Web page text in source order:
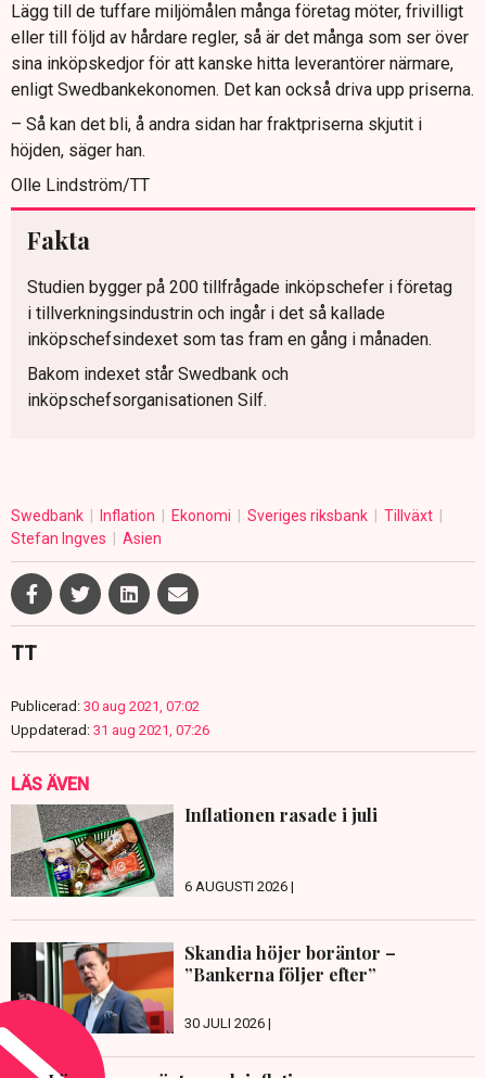
Lägg till de tuffare miljömålen många företag möter, frivilligt
eller till följd av hårdare regler, så är det många som ser över
sina inköpskedjor för att kanske hitta leverantörer närmare,
enligt Swedbankekonomen. Det kan också driva upp priserna.
– Så kan det bli, å andra sidan har fraktpriserna skjutit i
höjden, säger han.
Olle Lindström/TT
Fakta
Studien bygger på 200 tillfrågade inköpschefer i företag
i tillverkningsindustrin och ingår i det så kallade
inköpschefsindexet som tas fram en gång i månaden.
Bakom indexet står Swedbank och
inköpschefsorganisationen Silf.
Swedbank Inflation Ekonomi Sveriges riksbank
Tillväxt
Stefan Ingves
Asien
TT
Publicerad: 30 aug 2021, 07:02
Uppdaterad: 31 aug 2021, 07:26
LÄS ÄVEN
Inflationen rasade i juli
6 AUGUSTI 2026 |
Skandia höjer boräntor –
”Bankerna följer efter”
30 JULI 2026 |